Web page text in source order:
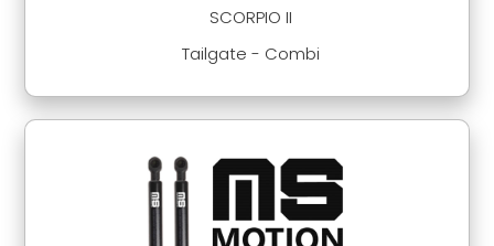
SCORPIO II
Tailgate - Combi